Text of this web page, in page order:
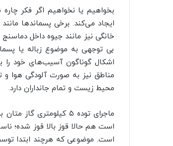
بخواهیم یا نخواهیم اگر فکر
ایجاد می‌کند. برخی پسماندها
خانگی نیز مانند جیوه داخل
بی توجهی به موضوع زباله یا
اشکال گوناگون آسیب‌های خود
مناطق نیز به صورت آلودگی هوا و
محیط زیست و تمام جانداران دارد.
ماجرای توده ۵
است هم حالا قوز بالا قوز شده؛
است. موضوعی که هرچند ابتدا